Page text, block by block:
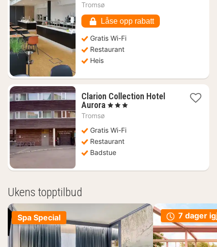
1478
kr.
Tromsø
Låse opp rabatt
Gratis Wi-Fi
Restaurant
Heis
Clarion Collection Hotel
Aurora 1
916
kr.
, 3 Stjerner
Tromsø
Gratis Wi-Fi
Restaurant
Badstue
Ukens topptilbud
Spa Special 7 dager